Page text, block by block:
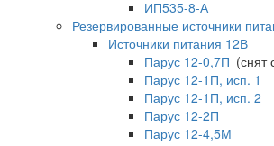
ИП535-8-А
Резервированные источники
Источники питания 12В
Парус 12-0,7П (снят
Парус 12-1П, исп. 1
Парус 12-1П, исп. 2
Парус 12-2П
Парус 12-4,5М